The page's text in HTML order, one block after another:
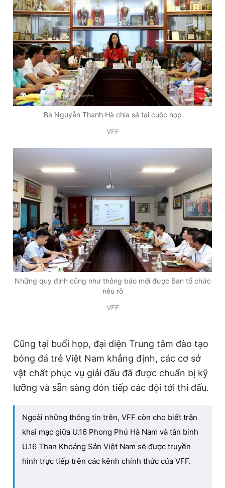
Bà Nguyễn Thanh Hà chia sẻ tại cuộc họp
VFF
Những quy định cũng như thông báo mới được Ban tổ chức
nêu rõ
VFF
Cũng tại buổi họp, đại diện Trung tâm đào tạo
bóng đá trẻ Việt Nam khẳng định, các cơ sở
vật chất phục vụ giải đấu đã được chuẩn bị kỹ
lưỡng và sẵn sàng đón tiếp các đội tới thi đấu.
Ngoài những thông tin trên, VFF còn cho biết trận
khai mạc giữa U.16 Phong Phú Hà Nam và tân binh
U.16 Than Khoáng Sản Việt Nam sẽ được truyền
hình trực tiếp trên các kênh chính thức của VFF.